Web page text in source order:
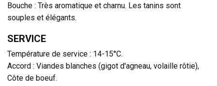
Bouche : Très aromatique et charnu. Les tanins sont
souples et élégants.
SERVICE
Température de service : 14-15°C.
Accord : Viandes blanches (gigot d'agneau, volaille rôtie),
Côte de boeuf.